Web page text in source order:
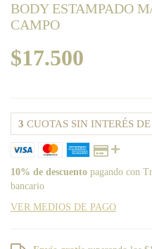
BODY ESTAMPADO
CAMPO
$17.500
3 CUOTAS SIN INTERÉS DE
10% de descuento pagando con
bancario
VER MEDIOS DE PAGO